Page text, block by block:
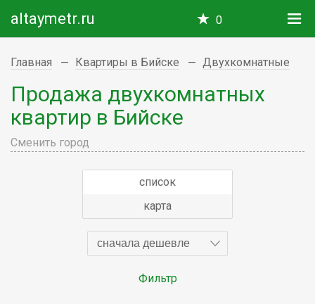
altaymetr.ru 0
Главная Квартиры в Бийске Двухкомнатные
Продажа двухкомнатных
квартир в Бийске
Сменить город
список
карта
сначала дешевле
Фильтр